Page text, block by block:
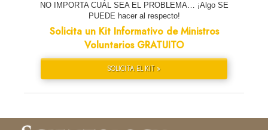
NO IMPORTA CUÁL SEA EL PROBLEMA… ¡Algo SE
PUEDE hacer al respecto!
Solicita un Kit Informativo de Ministros
Voluntarios GRATUITO
SOLICITA EL KIT »